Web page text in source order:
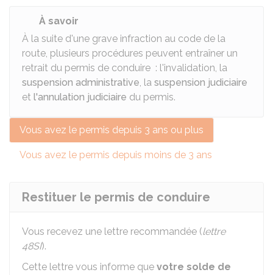
À savoir
À la suite d'une grave infraction au code de la
route, plusieurs procédures peuvent entraîner un
retrait du permis de conduire : l'invalidation, la
suspension administrative, la suspension judiciaire
et l'annulation judiciaire du permis.
Vous avez le permis depuis 3 ans ou plus
Vous avez le permis depuis moins de 3 ans
Restituer le permis de conduire
Vous recevez une lettre recommandée (lettre
48SI).
Cette lettre vous informe que votre solde de